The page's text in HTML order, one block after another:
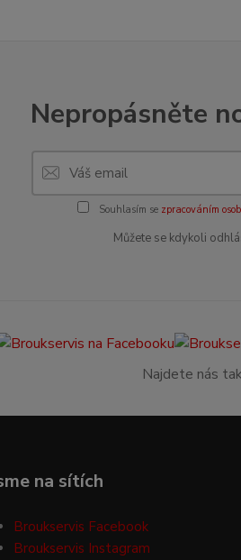
Nepropásněte
Souhlasím se zpracováním
Můžete se kdykoli
Najdete nás
na sítích
Broukservis Facebook
Broukservis Instagram